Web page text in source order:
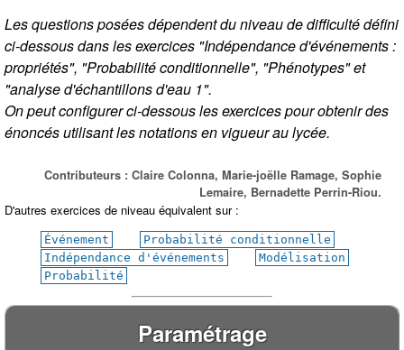
Les questions posées dépendent du niveau de difficulté défini
ci-dessous dans les exercices "Indépendance d'événements :
propriétés", "Probabilité conditionnelle", "Phénotypes" et
"analyse d'échantillons d'eau 1".
On peut configurer ci-dessous les exercices pour obtenir des
énoncés utilisant les notations en vigueur au lycée.
Contributeurs : Claire Colonna, Marie-joëlle Ramage, Sophie
Lemaire, Bernadette Perrin-Riou.
D'autres exercices de niveau équivalent sur :
Événement
Probabilité conditionnelle
Indépendance d'événements
Modélisation
Probabilité
Paramétrage